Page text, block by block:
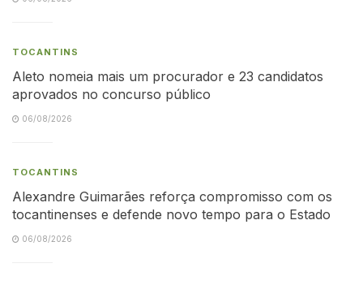
TOCANTINS
Aleto nomeia mais um procurador e 23 candidatos
aprovados no concurso público
06/08/2026
TOCANTINS
Alexandre Guimarães reforça compromisso com os
tocantinenses e defende novo tempo para o Estado
06/08/2026